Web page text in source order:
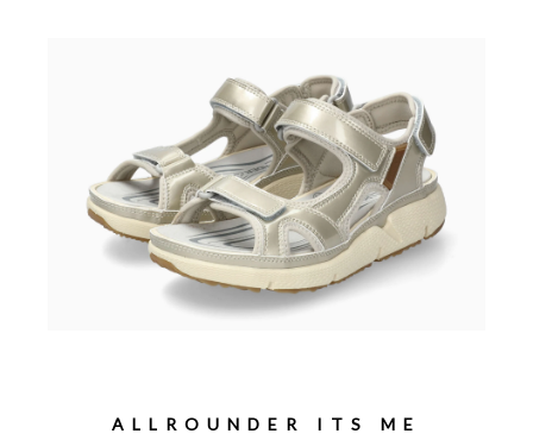
ALLROUNDER ITS ME